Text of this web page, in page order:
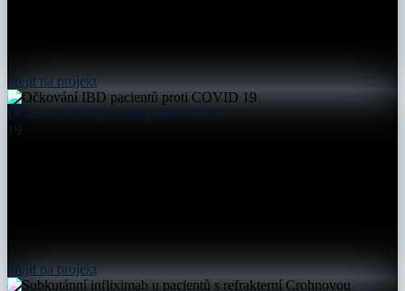
přejít na projekt
Očkování IBD pacientů proti COVID
19
přejít na projekt